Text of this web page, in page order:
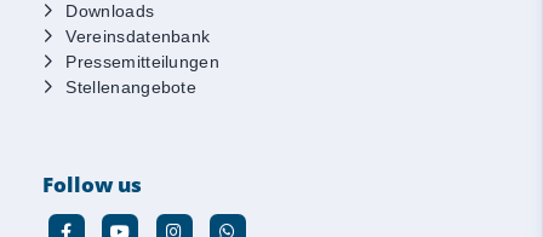
Downloads
Vereinsdatenbank
Pressemitteilungen
Stellenangebote
Follow us